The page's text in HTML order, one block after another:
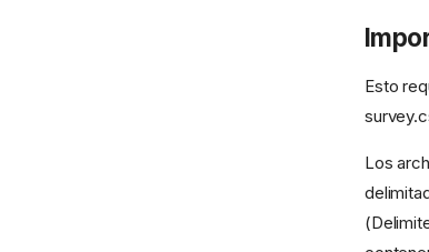
Esto
Los